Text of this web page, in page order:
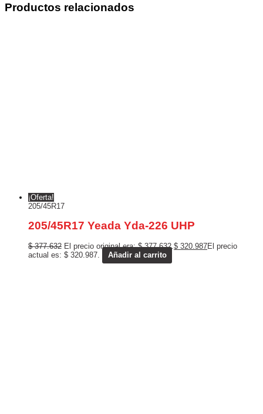
Productos relacionados
¡Oferta!
205/45R17
205/45R17 Yeada Yda-226 UHP
$377.632 El precio original era: $ 377.632.$ 320.987El precio
actual es: $ 320.987.
Añadir al carrito